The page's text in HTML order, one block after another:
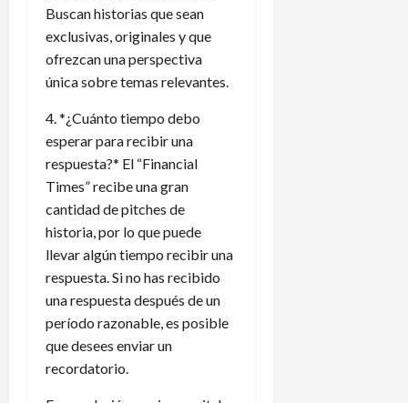
Buscan historias que sean
exclusivas, originales y que
ofrezcan una perspectiva
única sobre temas relevantes.
4. *¿Cuánto tiempo debo
esperar para recibir una
respuesta?* El “Financial
Times” recibe una gran
cantidad de pitches de
historia, por lo que puede
llevar algún tiempo recibir una
respuesta. Si no has recibido
una respuesta después de un
período razonable, es posible
que desees enviar un
recordatorio.